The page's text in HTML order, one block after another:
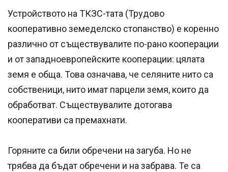
Устройството на ТКЗС-тата (Трудово
кооперативно земеделско стопанство) е коренно
различно от съществувалите по-рано кооперации
и от западноевропейските кооперации: цялата
земя е обща. Това означава, че селяните нито са
собственици, нито имат парцели земя, които да
обработват. Съществувалите дотогава
кооперативи са премахнати.
Горяните са били обречени на загуба. Но не
трябва да бъдат обречени и на забрава. Те са